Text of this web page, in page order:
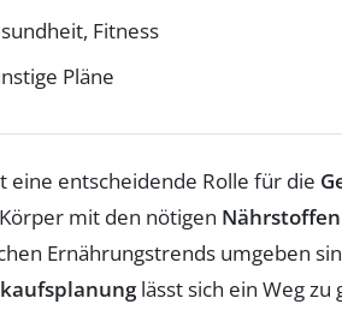
Fitness
Pläne
eine entscheidende Rolle für die
mit den nötigen Nährstoffen
Ernährungstrends umgeben
lässt sich ein Weg